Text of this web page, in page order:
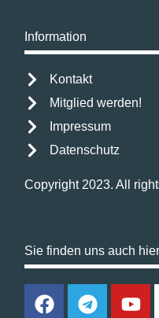
Information
Kontakt
Mitglied werden!
Impressum
Datenschutz
Copyright 2023. All
Sie finden uns auch hier